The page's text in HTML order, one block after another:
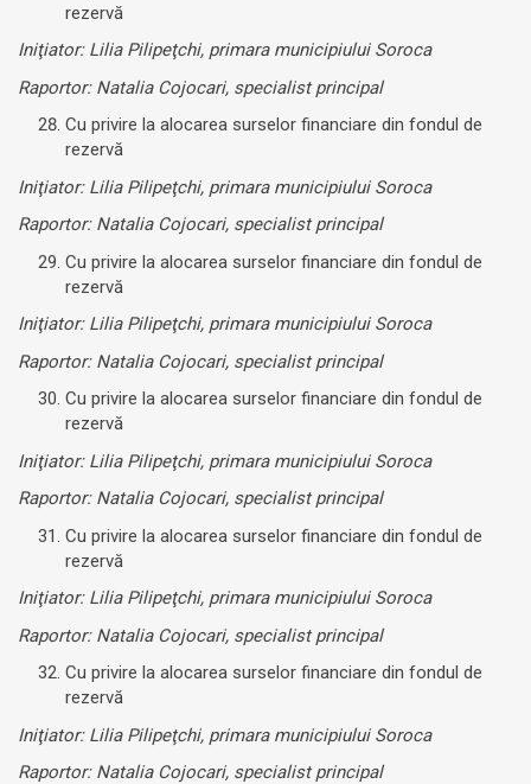
rezervă
Iniţiator: Lilia Pilipeţchi, primara municipiului Soroca
Raportor: Natalia Cojocari, specialist principal
Cu privire la alocarea surselor financiare din fondul de
rezervă
Iniţiator: Lilia Pilipeţchi, primara municipiului Soroca
Raportor: Natalia Cojocari, specialist principal
Cu privire la alocarea surselor financiare din fondul de
rezervă
Iniţiator: Lilia Pilipeţchi, primara municipiului Soroca
Raportor: Natalia Cojocari, specialist principal
Cu privire la alocarea surselor financiare din fondul de
rezervă
Iniţiator: Lilia Pilipeţchi, primara municipiului Soroca
Raportor: Natalia Cojocari, specialist principal
Cu privire la alocarea surselor financiare din fondul de
rezervă
Iniţiator: Lilia Pilipeţchi, primara municipiului Soroca
Raportor: Natalia Cojocari, specialist principal
Cu privire la alocarea surselor financiare din fondul de
rezervă
Iniţiator: Lilia Pilipeţchi, primara municipiului Soroca
Raportor: Natalia Cojocari, specialist principal